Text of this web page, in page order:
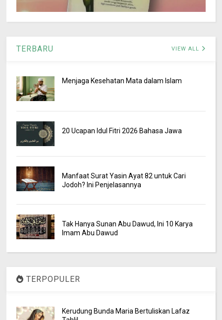
TERBARU VIEW ALL
Menjaga Kesehatan Mata dalam Islam
20 Ucapan Idul Fitri 2026 Bahasa Jawa
Manfaat Surat Yasin Ayat 82 untuk Cari
Jodoh? Ini Penjelasannya
Tak Hanya Sunan Abu Dawud, Ini 10 Karya
Imam Abu Dawud
TERPOPULER
Kerudung Bunda Maria Bertuliskan Lafaz